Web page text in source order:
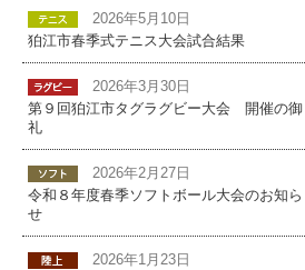
2026年5月10日
狛江市春季式テニス大会試合結果
2026年3月30日
第９回狛江市タグラグビー大会 開催の御
礼
2026年2月27日
令和８年度春季ソフトボール大会のお知ら
せ
2026年1月23日